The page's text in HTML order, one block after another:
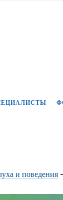
и поведения